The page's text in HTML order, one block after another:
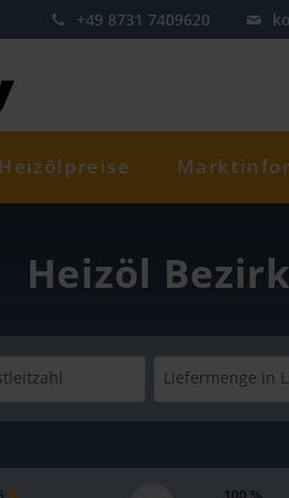
+49 8731 7409620
Heizöl
Liefermenge in